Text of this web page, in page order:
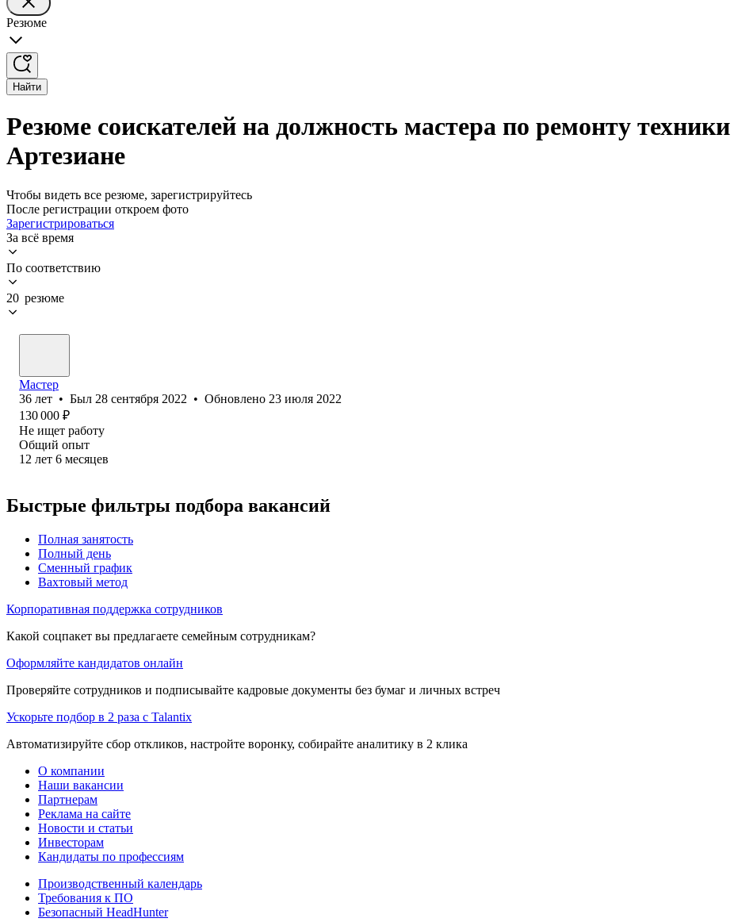
Резюме
Найти
Резюме соискателей на должность мастера по ремонту
Артезиане
Чтобы видеть все резюме, зарегистрируйтесь
После регистрации откроем фото
Зарегистрироваться
За всё время
По соответствию
20 резюме
Мастер
36 лет • Был 28 сентября 2022 • Обновлено 23 июля 2022
130 000 ₽
Не ищет работу
Общий опыт
12 лет 6 месяцев
Быстрые фильтры подбора вакансий
Полная занятость
Полный день
Сменный график
Вахтовый метод
Корпоративная поддержка сотрудников
Какой соцпакет вы предлагаете семейным сотрудникам?
Оформляйте кандидатов онлайн
Проверяйте сотрудников и подписывайте кадровые документы без бумаг и личных встреч
Ускорьте подбор в 2 раза с Talantix
Автоматизируйте сбор откликов, настройте воронку, собирайте аналитику в 2 клика
О компании
Наши вакансии
Партнерам
Реклама на сайте
Новости и статьи
Инвесторам
Кандидаты по профессиям
Производственный календарь
Требования к ПО
Безопасный HeadHunter